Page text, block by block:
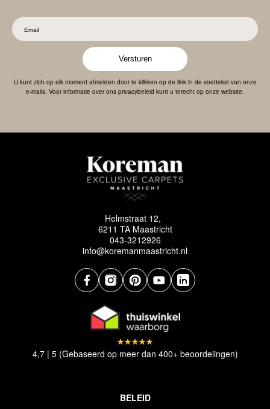
Versturen
U kunt zich op elk moment afmelden door te klikken op de link in de voettekst van onze
e-mails. Voor informatie over ons privacybeleid kunt u terecht op onze website.
Helmstraat 12,
6211 TA Maastricht
043-3212926
info@koremanmaastricht.nl
BELEID
4,7 | 5 (Gebaseerd op meer dan 400+ beoordelingen)